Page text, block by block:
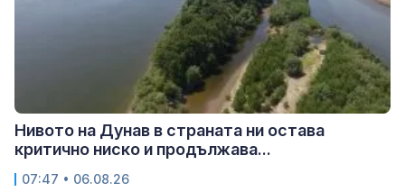
Нивото на Дунав в страната ни остава
критично ниско и продължава...
07:47 • 06.08.26